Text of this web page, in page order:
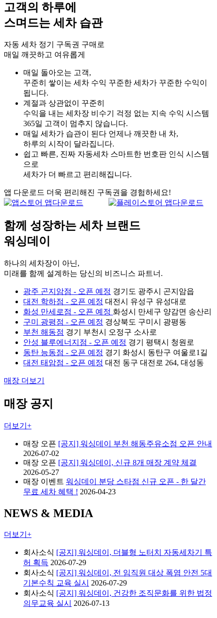
고객의 하루에
스며드는 세차 습관
자동 세차 정기 구독권 구매로
매일 깨끗하고 여유롭게
매일 돌아오는 고객,
꾸준히 쌓이는 세차 수익 꾸준한 세차가 꾸준한 수익이
됩니다.
계절과 상관없이 꾸준히
수익을 내는 세차장 비수기 걱정 없는 지속 수익 시스템
365일 고객이 멈추지 않습니다.
매일 세차가 습관이 된다 언제나 깨끗한 내 차,
하루의 시작이 달라집니다.
쉽고 빠른, 진짜 자동세차 스마트한 번호판 인식 시스템
으로
세차가 더 빠르고 편리해집니다.
앱 다운로드 더욱 편리해진 구독권을 경험하세요!
함께 성장하는 세차 브랜드
워싱데이
하나의 세차장이 아닌,
미래를 함께 설계하는 당신의 비즈니스 파트너.
광주 곤지암점 - 오픈 예정 경기도 광주시 곤지암읍
대전 학하점 - 오픈 예정 대전시 유성구 유성대로
화성 만세로점 - 오픈 예정 화성시 만세구 양감면 송산리
구미 광평점 - 오픈 예정 경상북도 구미시 광평동
부천 해동점 경기 부천시 오정구 소사로
안성 블루에너지점 - 오픈 예정 경기 평택시 청원로
동탄 능동점 - 오픈 예정 경기 화성시 동탄구 여울로1길
대전 태암점 - 오픈 예정 대전 동구 대전로 264, 대성동
매장 더보기
매장 공지
더보기+
매장 오픈 [공지] 워싱데이 부천 해동주유소점 오픈 안내
2026-07-02
매장 오픈 [공지] 워싱데이, 신규 8개 매장 계약 체결
2026-05-27
매장 이벤트 워싱데이 분당 스타점 신규 오픈 - 한 달간
무료 세차 혜택 ! 2026-04-23
NEWS & MEDIA
더보기+
회사소식 [공지] 워싱데이, 더블형 노터치 자동세차기 특
허 획득 2026-07-29
회사소식 [공지] 워싱데이, 전 임직원 대상 폭염 안전 5대
기본수칙 교육 실시
2026-07-29
회사소식 [공지] 워싱데이, 건강한 조직문화를 위한 법정
의무교육 실시
2026-07-13